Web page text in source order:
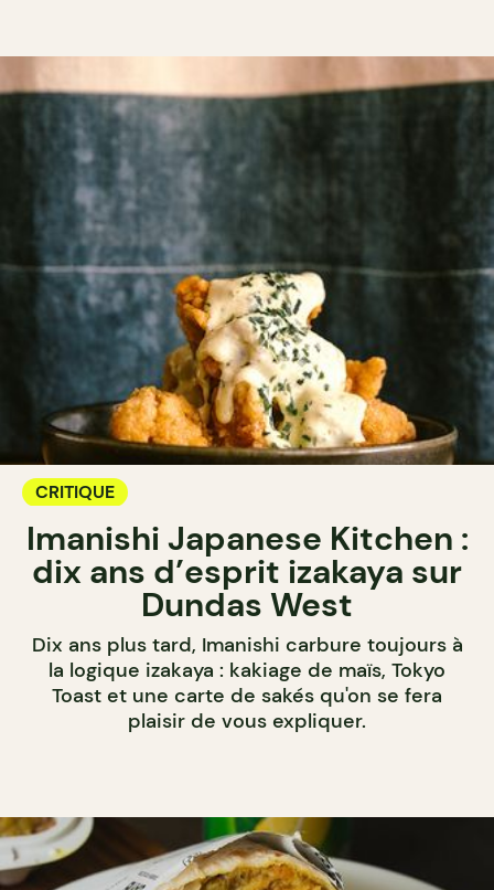
CRITIQUE
Imanishi Japanese Kitchen :
dix ans d’esprit izakaya sur
Dundas West
Dix ans plus tard, Imanishi carbure toujours à
la logique izakaya : kakiage de maïs, Tokyo
Toast et une carte de sakés qu'on se fera
plaisir de vous expliquer.